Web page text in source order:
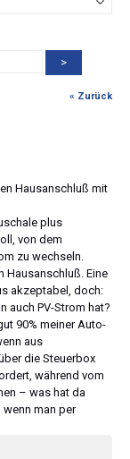
>
« Zurück
Hausanschluß mit
plus
von dem
zu wechseln.
Hausanschluß. Eine
akzeptabel, doch:
auch PV-Strom hat?
90% meiner Auto-
aus
die Steuerbox
während vom
– was hat da
wenn man per